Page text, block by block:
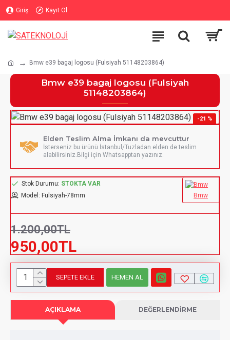
Giriş Kayıt Ol
Bmw e39 bagaj logosu (Fulsiyah 51148203864)
Bmw e39 bagaj logosu (Fulsiyah
51148203864)
-21 %
Elden Teslim Alma İmkanı da mevcuttur
İsterseniz bu ürünü İstanbul/Tuzladan elden de teslim
alabilirsiniz.Bilgi için Whatsapptan yazınız.
950,00TL
1.200,00TL
Stok Durumu: STOKTA VAR
Model: Fulsiyah-78mm Bmw
SEPETE EKLE HEMEN AL
AÇIKLAMA DEĞERLENDIRME